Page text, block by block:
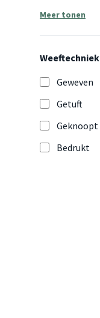
Meer tonen
Weeftechniek
Geweven
Getuft
Geknoopt
Bedrukt